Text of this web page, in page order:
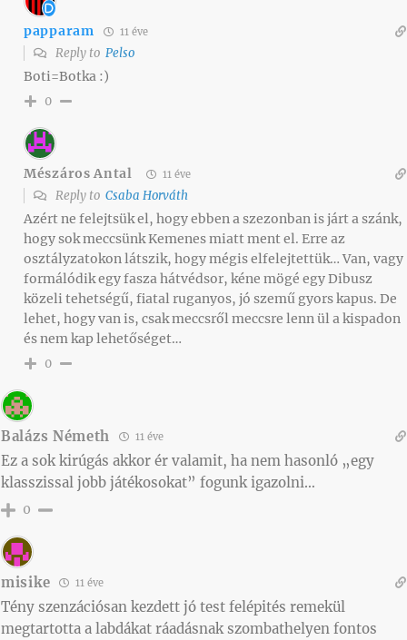
papparam 11 éve
Reply to Pelso
Boti=Botka :)
0
Mészáros Antal 11 éve
Reply to Csaba Horváth
Azért ne felejtsük el, hogy ebben a szezonban is járt a szánk,
hogy sok meccsünk Kemenes miatt ment el. Erre az
osztályzatokon látszik, hogy mégis elfelejtettük… Van, vagy
formálódik egy fasza hátvédsor, kéne mögé egy Dibusz
közeli tehetségű, fiatal ruganyos, jó szemű gyors kapus. De
lehet, hogy van is, csak meccsről meccsre lenn ül a kispadon
és nem kap lehetőséget…
0
Balázs Németh 11 éve
Ez a sok kirúgás akkor ér valamit, ha nem hasonló „egy
klasszissal jobb játékosokat” fogunk igazolni…
0
misike 11 éve
Tény szenzációsan kezdett jó test felépités remekül
megtartotta a labdákat ráadásnak szombathelyen fontos